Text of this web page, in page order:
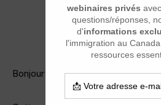
Bonjour à toutétousse,